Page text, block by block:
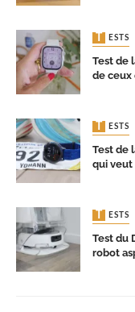
TESTS
Test de
de ceux
TESTS
Test de
qui veut
TESTS
Test du
robot